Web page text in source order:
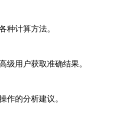
种计算方法。
级用户获取准确结果。
作的分析建议。